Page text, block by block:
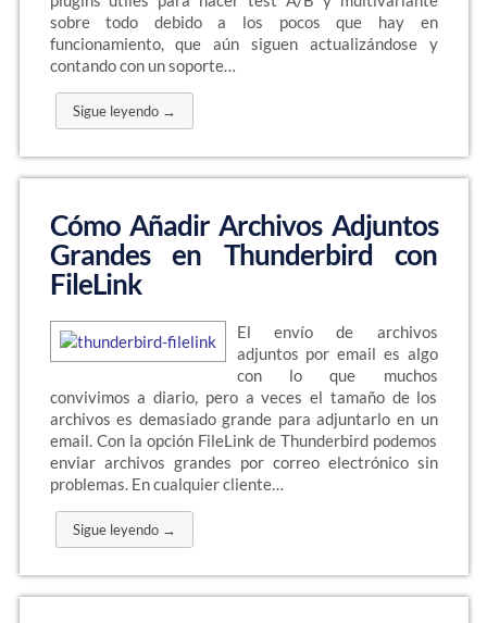
sobre todo debido a los pocos que hay en
funcionamiento, que aún siguen actualizándose y
contando con un soporte…
Sigue leyendo →
Cómo Añadir Archivos Adjuntos
Grandes en Thunderbird con
FileLink
El envío de archivos
adjuntos por email es algo
con lo que muchos
convivimos a diario, pero a veces el tamaño de los
archivos es demasiado grande para adjuntarlo en un
email. Con la opción FileLink de Thunderbird podemos
enviar archivos grandes por correo electrónico sin
problemas. En cualquier cliente…
Sigue leyendo →